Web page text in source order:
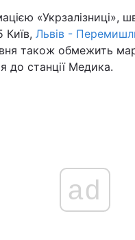
«Укрзалізниці»,
Львів -
також обмежить
до станції Медика.
ad